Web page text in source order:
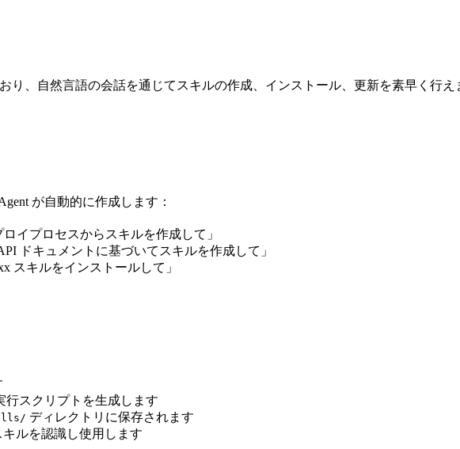
り、自然言語の会話を通じてスキルの作成、インストール、更新を素早く行え
が自動的に作成します：
イプロセスからスキルを作成して」
ドキュメントに基づいてスキルを作成して」
スキルをインストールして」
行スクリプトを生成します
ディレクトリに保存されます
ルを認識し使用します